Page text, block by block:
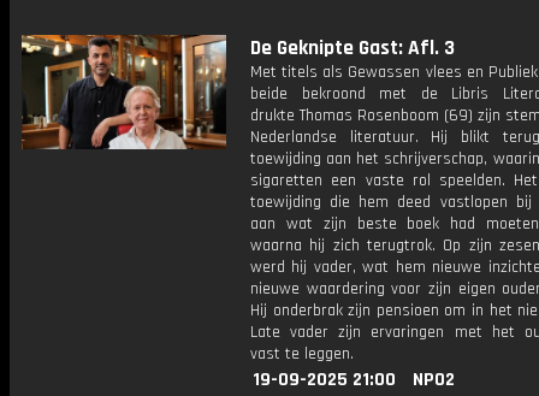
De Geknipte Gast: Afl. 3
Met titels als Gewassen vlees en
beide bekroond met de Libris
drukte Thomas Rosenboom (69) zijn
Nederlandse literatuur. Hij blikt
toewijding aan het schrijverschap,
sigaretten een vaste rol speelden.
toewijding die hem deed vastlopen
aan wat zijn beste boek had
waarna hij zich terugtrok. Op zijn
werd hij vader, wat hem nieuwe
nieuwe waardering voor zijn eigen
Hij onderbrak zijn pensioen om in het
Late vader zijn ervaringen met het
vast te leggen.
19-09-2025 21:00
NPO2